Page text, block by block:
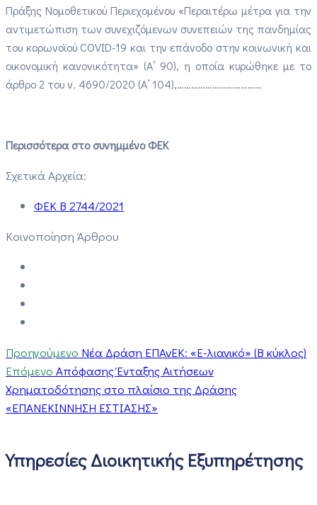
Πράξης Νομοθετικού Περιεχομένου «Περαιτέρω μέτρα για την
αντιμετώπιση των συνεχιζόμενων συνεπειών της πανδημίας
του κορωνοϊού COVID-19 και την επάνοδο στην κοινωνική και
οικονομική κανονικότητα» (Α’ 90), η οποία κυρώθηκε με το
άρθρο 2 του ν. 4690/2020 (Α’ 104),………………………………
Περισσότερα στο συνημμένο ΦΕΚ
Σχετικά Αρχεία:
ΦΕΚ B 2744/2021
Κοινοποίηση Άρθρου
Προηγούμενο Νέα Δράση ΕΠΑνΕΚ: «E-λιανικό» (B κύκλος)
Επόμενο Απόφασης Ένταξης Αιτήσεων
Χρηματοδότησης στο πλαίσιο της Δράσης
«ΕΠΑΝΕΚΙΝΝΗΣΗ ΕΣΤΙΑΣΗΣ»
Υπηρεσίες Διοικητικής Εξυπηρέτησης